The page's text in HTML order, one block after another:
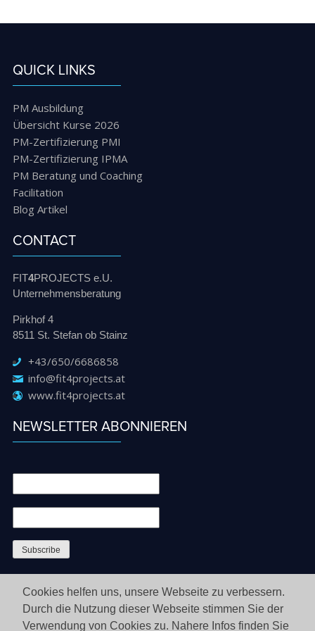
QUICK LINKS
PM Ausbildung
Übersicht Kurse 2026
PM-Zertifizierung PMI
PM-Zertifizierung IPMA
PM Beratung und Coaching
Facilitation
Blog Artikel
CONTACT
FIT4PROJECTS e.U.
Unternehmensberatung
Pirkhof 4
8511 St. Stefan ob Stainz
+43/650/6686858
info@fit4projects.at
www.fit4projects.at
NEWSLETTER ABONNIEREN
Cookies helfen uns, unsere Webseite zu verbessern.
Durch die Nutzung dieser Webseite stimmen Sie der
Verwendung von Cookies zu. Nahere Infos finden Sie